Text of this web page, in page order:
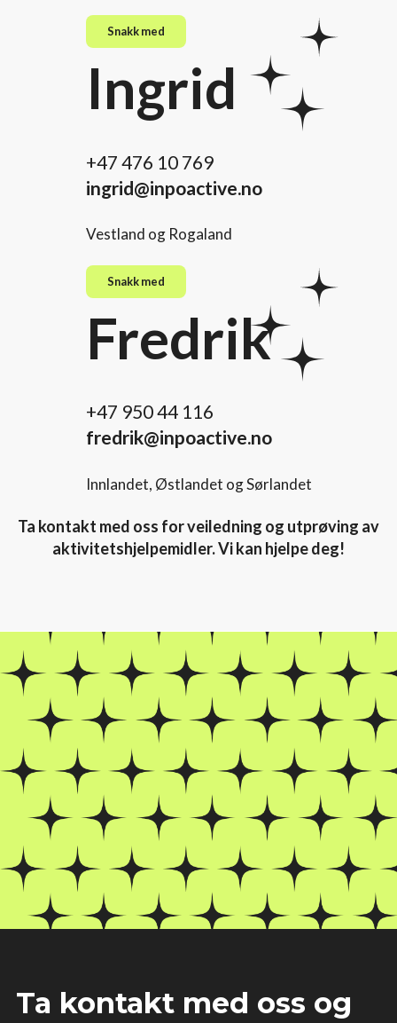
Snakk med
Ingrid
+47 476 10 769
ingrid@inpoactive.no
Vestland og Rogaland
Snakk med
Fredrik
+47 950 44 116
fredrik@inpoactive.no
Innlandet, Østlandet og Sørlandet
Ta kontakt med oss for veiledning og utprøving av
aktivitetshjelpemidler. Vi kan hjelpe deg!
Ta kontakt med oss og